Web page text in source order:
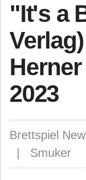
"It's a
2023
Brettspiel
| Smuker